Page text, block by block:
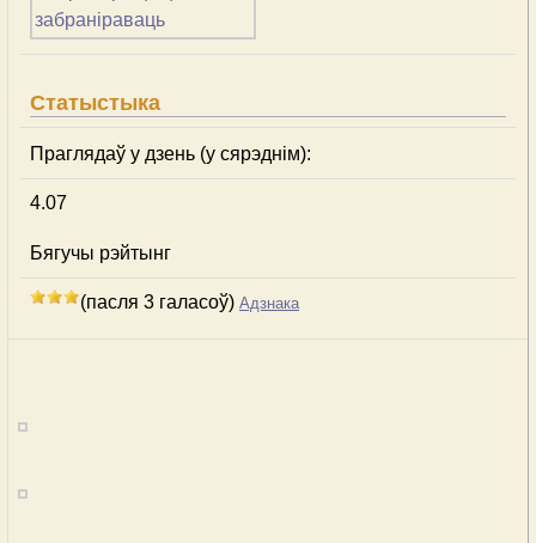
Статыстыка
Праглядаў у дзень (у сярэднім):
4.07
Бягучы рэйтынг
(пасля 3 галасоў) Адзнака